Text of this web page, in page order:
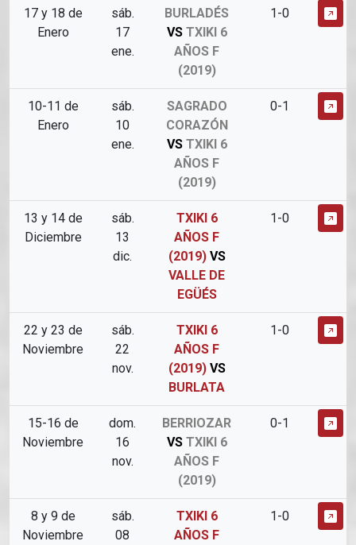
17 y 18 de
Enero
sáb.
17
ene.
BURLADÉS
VSTXIKI 6
AÑOS F
(2019)
1-0
10-11 de
Enero
sáb.
10
ene.
SAGRADO
CORAZÓN
VSTXIKI 6
AÑOS F
(2019)
0-1
13 y 14 de
Diciembre
sáb.
13
dic.
TXIKI 6
AÑOS F
(2019) VS
VALLE DE
EGÜÉS
1-0
22 y 23 de
Noviembre
sáb.
22
nov.
TXIKI 6
AÑOS F
(2019) VS
BURLATA
1-0
15-16 de
Noviembre
dom.
16
nov.
BERRIOZAR
VSTXIKI 6
AÑOS F
(2019)
0-1
8 y 9 de
Noviembre
sáb.
08
TXIKI 6
AÑOS F
1-0